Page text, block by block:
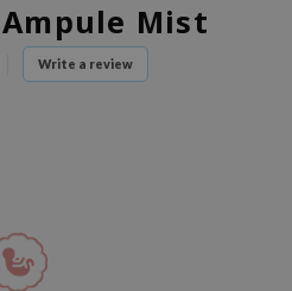
Mist
Write a review